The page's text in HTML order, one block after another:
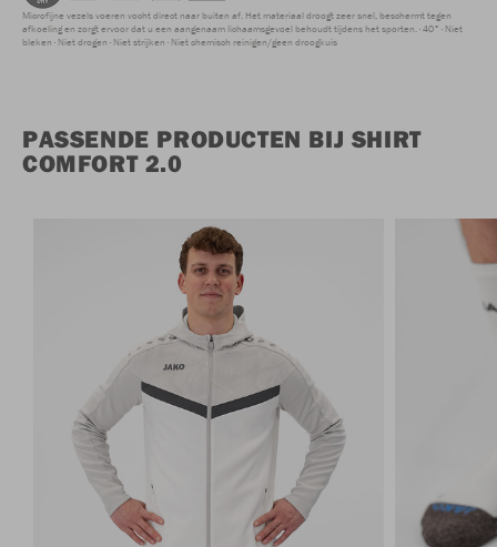
Microfijne vezels voeren vocht direct naar buiten af. Het materiaal droogt zeer snel, beschermt tegen
afkoeling en zorgt ervoor dat u een aangenaam lichaamsgevoel behoudt tijdens het sporten. 40° Niet
bleken Niet drogen Niet strijken Niet chemisch reinigen/geen droogkuis
PASSENDE PRODUCTEN BIJ SHIRT
COMFORT 2.0